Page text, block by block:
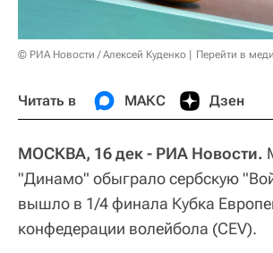
© РИА Новости / Алексей Куденко Перейти в
Читать в МАКС Дзен
МОСКВА, 16 дек - РИА Новости.
"Динамо" обыграло сербскую
вышло в 1/4 финала Кубка
конфедерации волейбола (CEV).